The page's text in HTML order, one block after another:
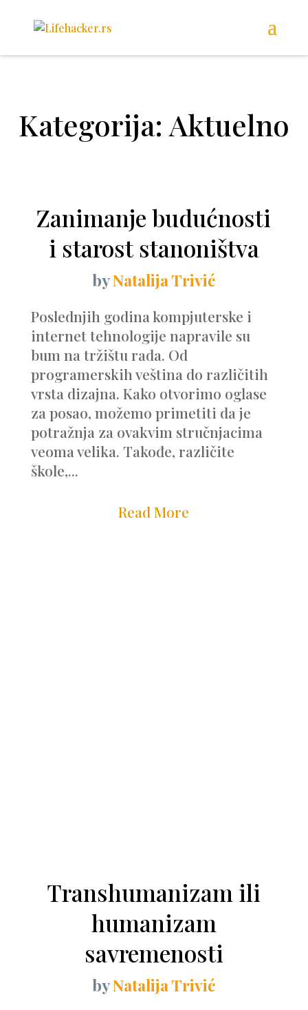
Kategorija: Aktuelno
Zanimanje budućnosti
i starost stanoništva
byNatalija Trivić
Poslednjih godina kompjuterske i
internet tehnologije napravile su
bum na tržištu rada. Od
programerskih veština do različitih
vrsta dizajna. Kako otvorimo oglase
za posao, možemo primetiti da je
potražnja za ovakvim stručnjacima
veoma velika. Takođe, različite
škole,...
Read More
Transhumanizam ili
humanizam
savremenosti
byNatalija Trivić